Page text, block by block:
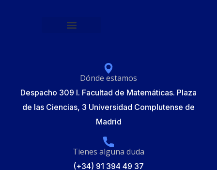
Dónde estamos
Despacho 309 I. Facultad de Matemáticas. Plaza
de las Ciencias, 3 Universidad Complutense de
Madrid
Tienes alguna duda
(+34) 91 394 49 37